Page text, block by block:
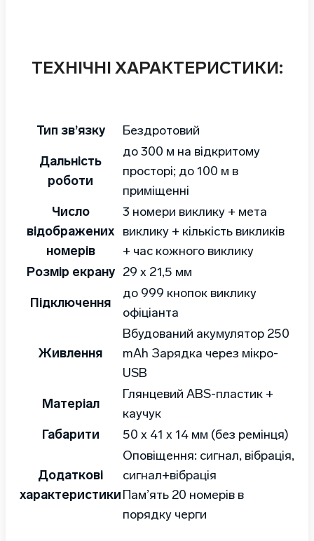
ТЕХНІЧНІ ХАРАКТЕРИСТИКИ:
Тип зв’язку
Бездротовий
Дальність
роботи
до 300 м на відкритому
просторі; до 100 м в
приміщенні
Число
відображених
номерів
3 номери виклику + мета
виклику + кількість викликів
+ час кожного виклику
Розмір екрану 29 x 21,5 мм
Підключення
до 999 кнопок виклику
офіціанта
Живлення
Вбудований акумулятор 250
mAh Зарядка через мікро-
USB
Матеріал
Глянцевий ABS-пластик +
каучук
Габарити
50 x 41 x 14 мм (без ремінця)
Додаткові
характеристики
Оповіщення: сигнал, вібрація,
сигнал+вібрація
Пам’ять 20 номерів в
порядку черги